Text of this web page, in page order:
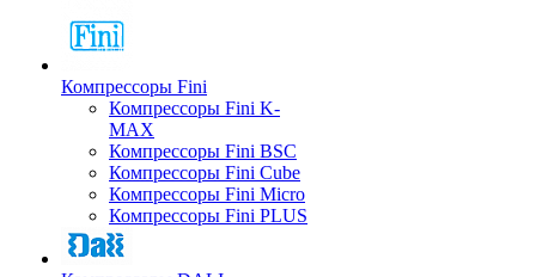
Компрессоры Fini
Компрессоры Fini K-
MAX
Компрессоры Fini BSC
Компрессоры Fini Cube
Компрессоры Fini Micro
Компрессоры Fini PLUS